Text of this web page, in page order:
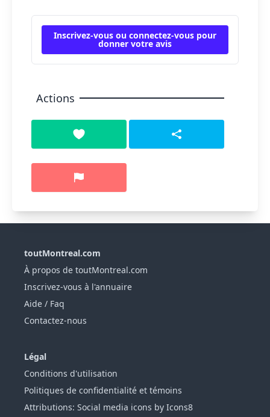
Inscrivez-vous ou connectez-vous pour
donner votre avis
Actions
toutMontreal.com
À propos de toutMontreal.com
Inscrivez-vous à l'annuaire
Aide / Faq
Contactez-nous
Légal
Conditions d'utilisation
Politiques de confidentialité et témoins
Attributions: Social media icons by Icons8